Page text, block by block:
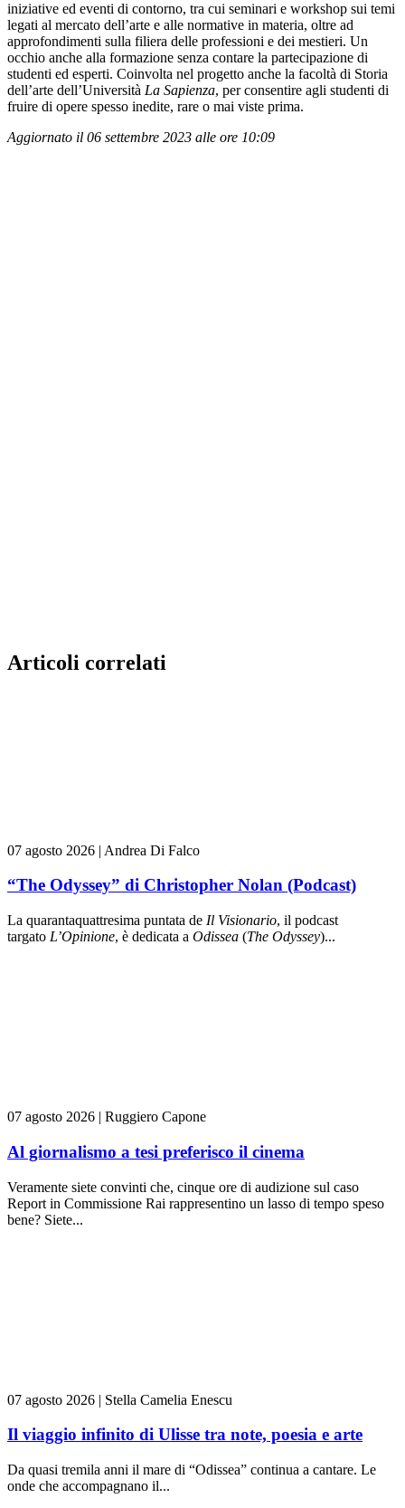
iniziative ed eventi di contorno, tra cui seminari e workshop sui temi
legati al mercato dell’arte e alle normative in materia, oltre ad
approfondimenti sulla filiera delle professioni e dei mestieri. Un
occhio anche alla formazione senza contare la partecipazione di
studenti ed esperti. Coinvolta nel progetto anche la facoltà di Storia
dell’arte dell’Università La Sapienza, per consentire agli studenti di
fruire di opere spesso inedite, rare o mai viste prima.
Aggiornato il 06 settembre 2023 alle ore 10:09
Articoli correlati
07 agosto 2026 | Andrea Di Falco
“The Odyssey” di Christopher Nolan (Podcast)
La quarantaquattresima puntata de Il Visionario, il podcast
targato L’Opinione, è dedicata a Odissea (The Odyssey)...
07 agosto 2026 | Ruggiero Capone
Al giornalismo a tesi preferisco il cinema
Veramente siete convinti che, cinque ore di audizione sul caso
Report in Commissione Rai rappresentino un lasso di tempo speso
bene? Siete...
07 agosto 2026 | Stella Camelia Enescu
Il viaggio infinito di Ulisse tra note, poesia e arte
Da quasi tremila anni il mare di “Odissea” continua a cantare. Le
onde che accompagnano il...